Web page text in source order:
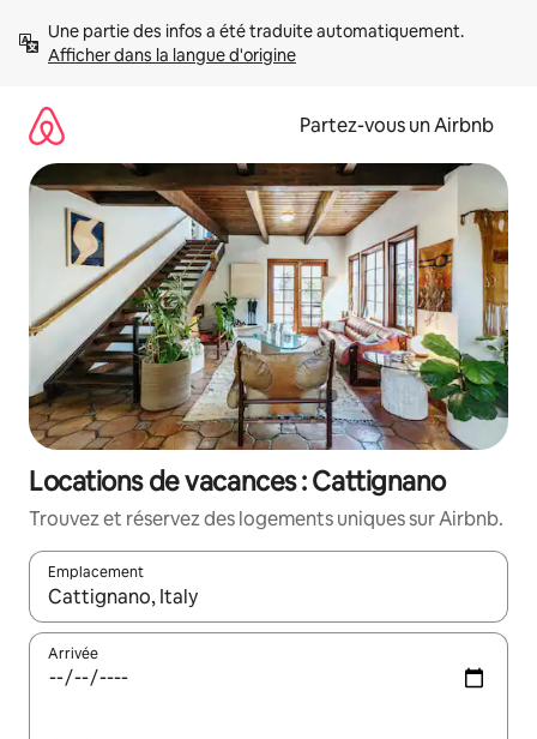
directement
Afficher dans la langue d'origine
Partez-vous un Airbnb
Locations de vacances : Cattignano
Trouvez et réservez des logements uniques sur Airbnb.
Emplacement
Quand les résultats sont affichés, parcourez-les en utilisant
Arrivée